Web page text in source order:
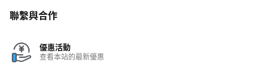
聯繫與合作
優惠活動
查看本站的最新優惠